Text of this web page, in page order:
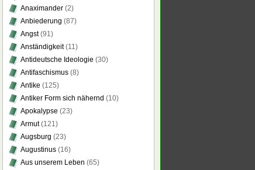
Anaximander (2)
Anbiederung (87)
Angst(91)
Anständigkeit(11)
Antideutsche Ideologie (30)
Antifaschismus (8)
Antike (125)
Antiker Form sich nähernd (10)
Apokalypse (23)
Armut(121)
Augsburg (23)
Augustinus (16)
Aus unserem Leben (65)